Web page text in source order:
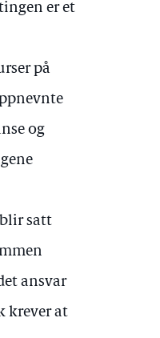
er et
på
og
satt
ansvar
krever at